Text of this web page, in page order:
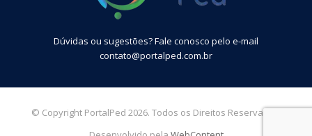
Dúvidas ou sugestões? Fale conosco pelo e-mail
contato@portalped.com.br
© Copyright PortalPed 2026. Todos os Direitos Reservados.